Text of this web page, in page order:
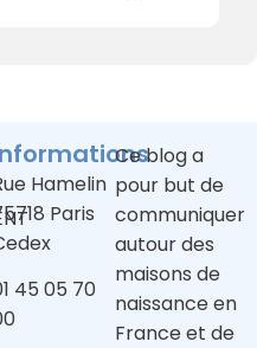
Hamelin
Paris
45 05 70
Ce blog a
pour but de
communiquer
autour des
maisons de
naissance en
France et de